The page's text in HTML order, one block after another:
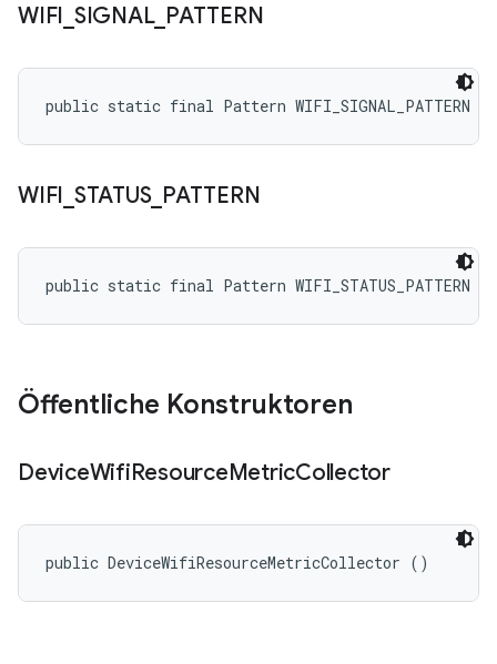
WIFI SIGNAL_ PATTERN
public static final Pattern WIFI_SIGNAL_PATTERN
WIFI STATUS_ PATTERN
public static final Pattern WIFI_STATUS_PATTERN
Öffentliche Konstruktoren
DeviceWifiResourceMetricCollector
public DeviceWifiResourceMetricCollector ()